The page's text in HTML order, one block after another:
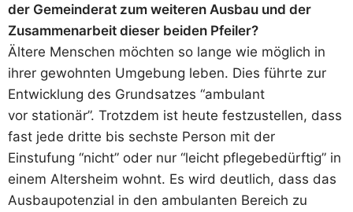
der Gemeinderat zum weiteren Ausbau und der
Zusammenarbeit dieser beiden Pfeiler?
Ältere Menschen möchten so lange wie möglich in
ihrer gewohnten Umgebung leben. Dies führte zur
Entwicklung des Grundsatzes “ambulant
vor stationär”. Trotzdem ist heute festzustellen, dass
fast jede dritte bis sechste Person mit der
Einstufung “nicht” oder nur “leicht pflegebedürftig” in
einem Altersheim wohnt. Es wird deutlich, dass das
Ausbaupotenzial in den ambulanten Bereich zu